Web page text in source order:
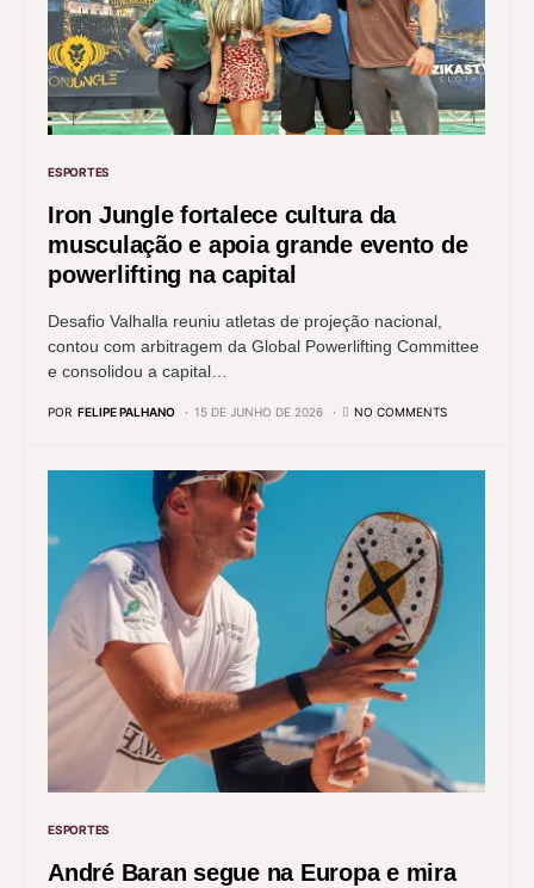
ESPORTES
Iron Jungle fortalece cultura da
musculação e apoia grande evento de
powerlifting na capital
Desafio Valhalla reuniu atletas de projeção nacional,
contou com arbitragem da Global Powerlifting Committee
e consolidou a capital…
POR FELIPE PALHANO 15 DE JUNHO DE 2026 NO COMMENTS
ESPORTES
André Baran segue na Europa e mira